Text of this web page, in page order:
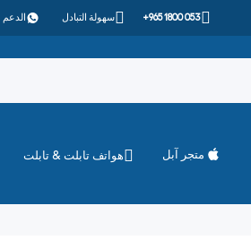
+965 1800 053 سهولة التبادل
متجر آبل هواتف تابلت & تابلت